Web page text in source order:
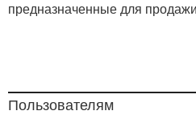
предназначенные для
Пользователям